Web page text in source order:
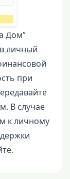
Дом”
личный
при
В случае
к личному